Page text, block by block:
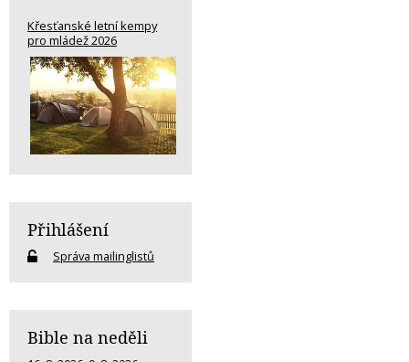
Křesťanské letní kempy
pro mládež 2026
Přihlášení
Správa mailinglistů
Bible na neděli